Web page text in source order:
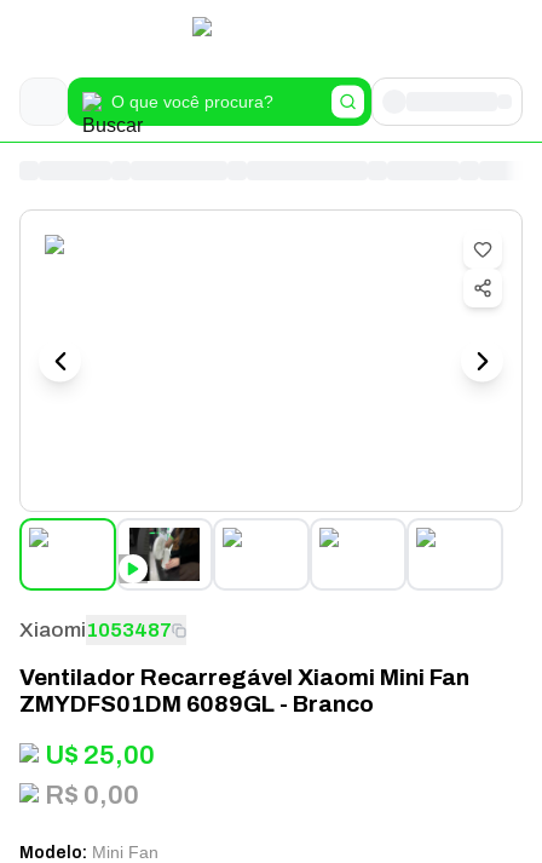
Xiaomi1053487
Ventilador Recarregável Xiaomi Mini Fan
ZMYDFS01DM 6089GL - Branco
U$ 25,00
R$ 0,00
Modelo: Mini Fan